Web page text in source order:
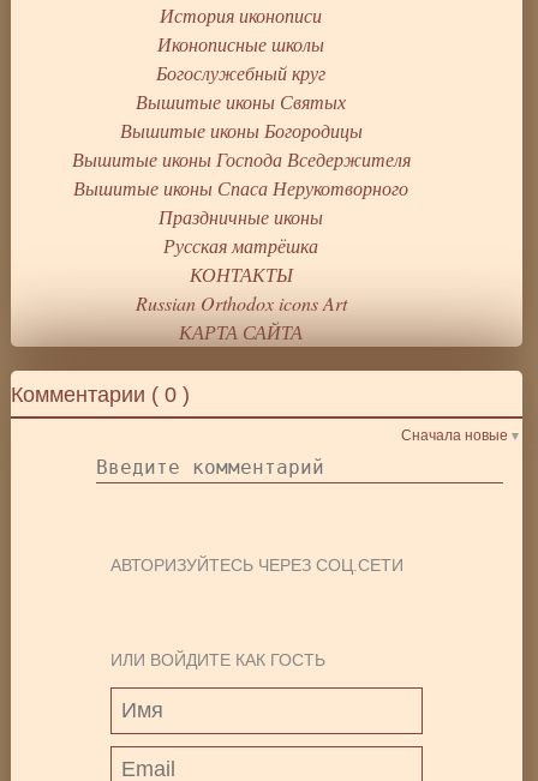
Комментарии (0 )
Сначала новые
АВТОРИЗУЙТЕСЬ ЧЕРЕЗ СОЦ.СЕТИ
ИЛИ ВОЙДИТЕ КАК ГОСТЬ
История иконописи
Иконописные школы
Богослужебный круг
Вышитые иконы Святых
Вышитые иконы Богородицы
Вышитые иконы Господа Вседержителя
Вышитые иконы Спаса Нерукотворного
Праздничные иконы
Русская матрёшка
КОНТАКТЫ
Russian Orthodox icons Art
КАРТА САЙТА